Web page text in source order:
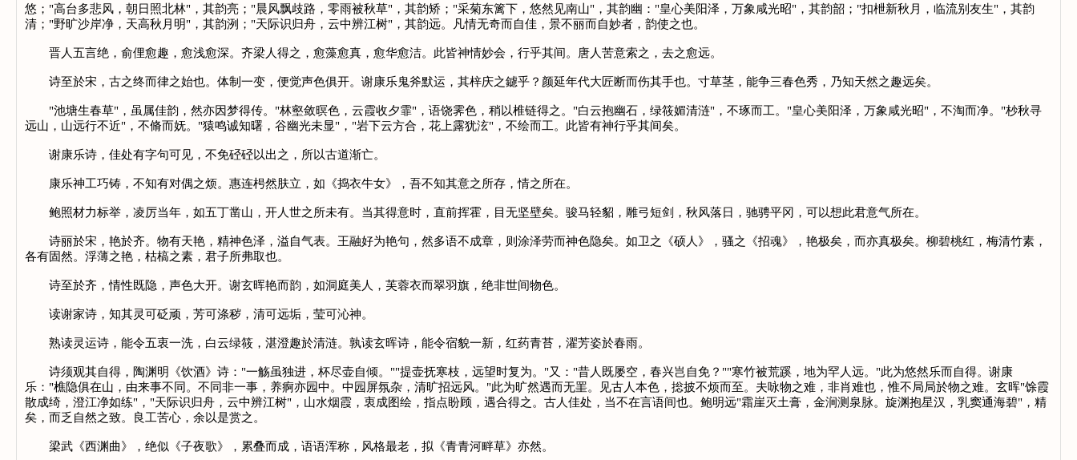
悠；"高台多悲风，朝日照北林"，其韵亮；"晨风飘歧路，零雨被秋草"，其韵矫；"采菊东篱下，悠然见南山"，其韵幽："皇心美阳泽，万象咸光昭"，其韵韶；"扣枻新秋月，临流别友生"，其韵
清；"野旷沙岸净，天高秋月明"，其韵洌；"天际识归舟，云中辨江树"，其韵远。凡情无奇而自佳，景不丽而自妙者，韵使之也。
晋人五言绝，俞俚愈趣，愈浅愈深。齐梁人得之，愈藻愈真，愈华愈洁。此皆神情妙会，行乎其间。唐人苦意索之，去之愈远。
诗至於宋，古之终而律之始也。体制一变，便觉声色俱开。谢康乐鬼斧默运，其梓庆之鑢乎？颜延年代大匠断而伤其手也。寸草茎，能争三春色秀，乃知天然之趣远矣。
"池塘生春草"，虽属佳韵，然亦因梦得传。"林壑敛暝色，云霞收夕霏"，语饶霁色，稍以椎链得之。"白云抱幽石，绿筱媚清涟"，不琢而工。"皇心美阳泽，万象咸光昭"，不淘而净。"杪秋寻
远山，山远行不近"，不脩而妩。"猿鸣诚知曙，谷幽光未显"，"岩下云方合，花上露犹泫"，不绘而工。此皆有神行乎其间矣。
谢康乐诗，佳处有字句可见，不免硁硁以出之，所以古道渐亡。
康乐神工巧铸，不知有对偶之烦。惠连枵然肤立，如《捣衣牛女》，吾不知其意之所存，情之所在。
鲍照材力标举，凌厉当年，如五丁凿山，开人世之所未有。当其得意时，直前挥霍，目无坚壁矣。骏马轻貂，雕弓短剑，秋风落日，驰骋平冈，可以想此君意气所在。
诗丽於宋，艳於齐。物有天艳，精神色泽，溢自气表。王融好为艳句，然多语不成章，则涂泽劳而神色隐矣。如卫之《硕人》，骚之《招魂》，艳极矣，而亦真极矣。柳碧桃红，梅清竹素，
各有固然。浮薄之艳，枯槁之素，君子所弗取也。
诗至於齐，情性既隐，声色大开。谢玄晖艳而韵，如洞庭美人，芙蓉衣而翠羽旗，绝非世间物色。
读谢家诗，知其灵可砭顽，芳可涤秽，清可远垢，莹可沁神。
熟读灵运诗，能令五衷一洗，白云绿筱，湛澄趣於清涟。孰读玄晖诗，能令宿貌一新，红药青苔，濯芳姿於春雨。
诗须观其自得，陶渊明《饮酒》诗："一觞虽独进，杯尽壶自倾。""提壶抚寒枝，远望时复为。"又："昔人既屡空，春兴岂自免？""寒竹被荒蹊，地为罕人远。"此为悠然乐而自得。谢康
乐："樵隐俱在山，由来事不同。不同非一事，养痾亦园中。中园屏氛杂，清旷招远风。"此为旷然遇而无罣。见古人本色，捴披不烦而至。夫咏物之难，非肖难也，惟不局局於物之难。玄晖"馀霞
散成绮，澄江净如练"，"天际识归舟，云中辨江树"，山水烟霞，衷成图绘，指点盼顾，遇合得之。古人佳处，当不在言语间也。鲍明远"霜崖灭土膏，金涧测泉脉。旋渊抱星汉，乳窦通海碧"，精
矣，而乏自然之致。良工苦心，余以是赏之。
梁武《西渊曲》，绝似《子夜歌》，累叠而成，语语浑称，风格最老，拟《青青河畔草》亦然。